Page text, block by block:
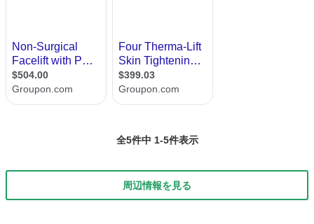
全5件中 1-5件表示
周辺情報を見る